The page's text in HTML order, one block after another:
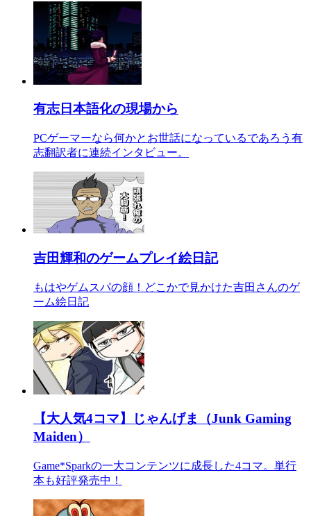
有志日本語化の現場から
PCゲーマーなら何かとお世話になっているであろう有
志翻訳者に連続インタビュー。
吉田輝和のゲームプレイ絵日記
もはやゲムスパの顔！どこかで見かけた吉田さんのゲ
ーム絵日記
【大人気4コマ】じゃんげま（Junk Gaming
Maiden）
Game*Sparkの一大コンテンツに成長した4コマ。単行
本も好評発売中！